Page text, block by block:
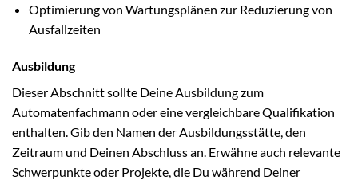
Optimierung von Wartungsplänen zur Reduzierung von
Ausfallzeiten
Ausbildung
Dieser Abschnitt sollte Deine Ausbildung zum
Automatenfachmann oder eine vergleichbare Qualifikation
enthalten. Gib den Namen der Ausbildungsstätte, den
Zeitraum und Deinen Abschluss an. Erwähne auch relevante
Schwerpunkte oder Projekte, die Du während Deiner